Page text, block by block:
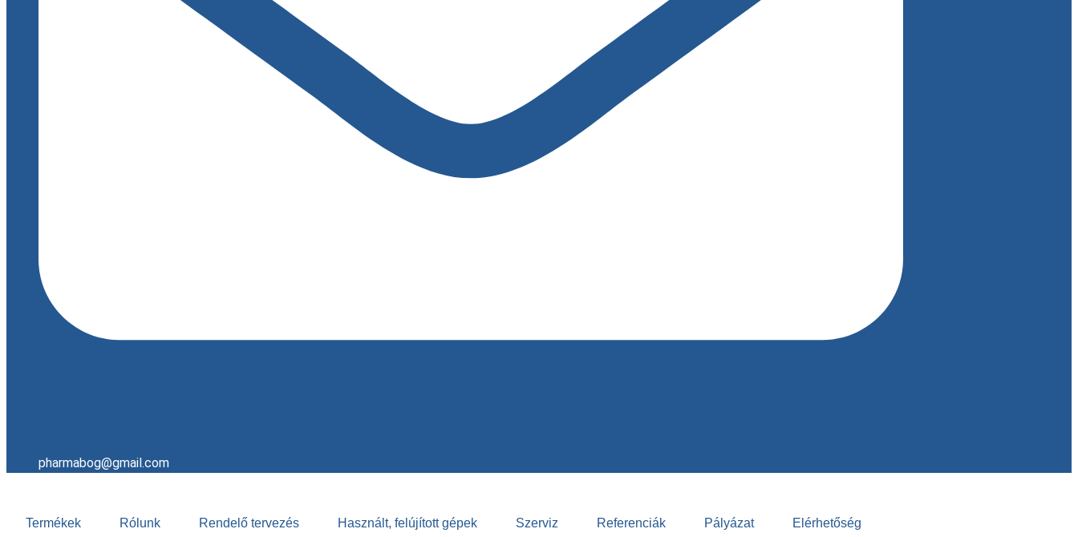
pharmabog@gmail.com
Termékek Rólunk Rendelő tervezés Használt, felújított gépek Szerviz Referenciák Pályázat Elérhetőség